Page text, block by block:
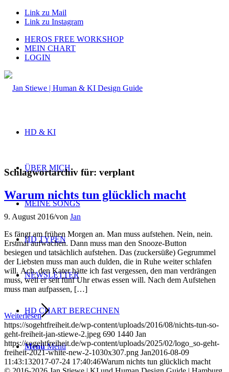
Link zu Mail
Link zu Instagram
HEROS FREE WORKSHOP
MEIN CHART
LOGIN
HD & KI
ÜBER MICH
MEINE SONGS
HD TYPEN
NEWSLETTER
HD CHART BERECHNEN
Menü Menü
Schlagwortarchiv für: verplant
Warum nichts tun glücklich macht
9. August 2016/von Jan
Es fängt am frühen Morgen an. Man muss aufstehen. Nein, nein.
Erstmal aufwachen. Dann muss man den Snooze-Button
besiegen und tatsächlich aufstehen. Das (zuckersüße) Gegrummel
der Liebsten muss man auch dulden, die in Ruhe weiter schlafen
will. Ach, den Kater hätte ich fast vergessen, den man verdrängen
muss, weil er seit fünf Uhr etwas essen will. Nach dem Aufstehen
muss man aufpassen, […]
Weiterlesen
https://sogehtfreiheit.de/wp-content/uploads/2016/08/nichts-tun-so-
geht-freiheit-jan-stiewe-2.jpeg 690 1440 Jan
https://sogehtfreiheit.de/wp-content/uploads/2025/02/logo_so-geht-
freiheit-2021-white-new-2-1030x307.png Jan2016-08-09
11:43:132017-07-24 17:40:46Warum nichts tun glücklich macht